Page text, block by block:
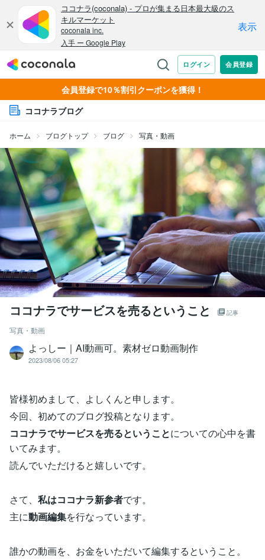
会員登録で10％割引クーポンを獲得！
ココナラブログ
ホーム ブログトップ ブログ 写真・動画
ココナラでサービスを売るということ 記事
写真・動画
よっしー｜AI動画可。素材ゼロ動画制作
2023/08/06 05:27
皆様初めまして、よしくんと申します。
今回、初めてのブログ投稿となります。
ココナラでサービスを売るということについての心中を書
いてみます。
読んでいただけると嬉しいです。
さて、 私はココナラ新参者です。
主に動画編集を行なっています。
誰かの動画を、お金をいただいて編集するということ。